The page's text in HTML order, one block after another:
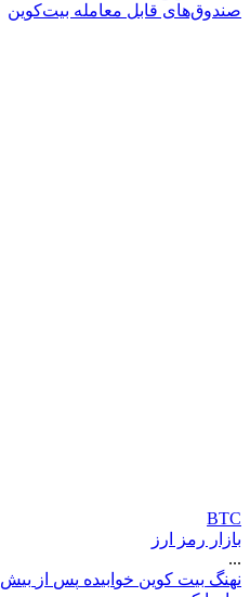
صندوق‌های قابل معامله بیت‌کوین
BTC
بازار رمز ارز
...
نهنگ بیت کوین خو بیده پس ز بیش